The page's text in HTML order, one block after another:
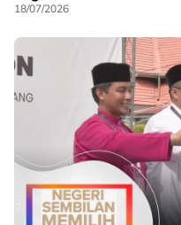
18/07/2026